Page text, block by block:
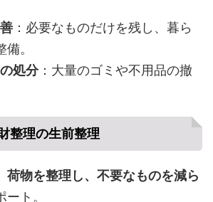
：必要なものだけを残し、暮ら
。
処分：大量のゴミや不用品の撤
整理の生前整理
荷物を整理し、不要なものを減ら
ート。